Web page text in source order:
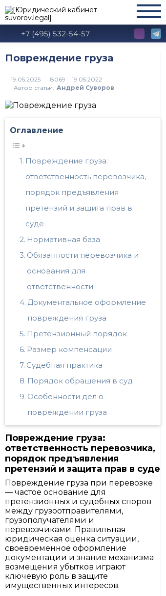
+7 (495) 532-54-57
Повреждение груза
8069
Автор статьи: Андрей Суворов
Оглавление
Повреждение груза:
ответственность перевозчика,
порядок предъявления
претензий и защита прав в
суде
Нормативная база
Обязанности перевозчика и
основания для
ответственности
Документальное оформление
повреждения груза
Претензионный порядок
Размер компенсации
Судебная практика
Порядок обращения в суд
Особенности дел о
повреждении груза
Повреждение груза:
ответственность перевозчика,
порядок предъявления
претензий и защита прав в суде
Повреждение груза при перевозке
— частое основание для
претензионных и судебных споров
между грузоотправителями,
грузополучателями и
перевозчиками. Правильная
юридическая оценка ситуации,
своевременное оформление
документации и знание механизма
возмещения убытков играют
ключевую роль в защите
имущественных интересов.